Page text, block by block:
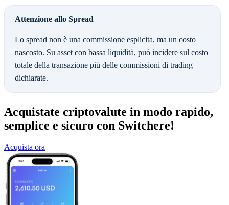
Attenzione allo Spread
Lo spread non è una commissione esplicita, ma un costo
nascosto. Su asset con bassa liquidità, può incidere sul costo
totale della transazione più delle commissioni di trading
dichiarate.
Acquistate criptovalute in modo rapido,
semplice e sicuro con Switchere!
Acquista ora